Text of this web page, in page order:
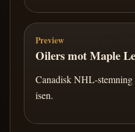
Preview
Oilers mot Maple
Canadisk NHL-stemning
isen.